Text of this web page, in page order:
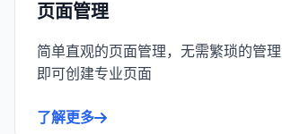
页面管理
简单直观的页面管理，无需繁琐的管
即可创建专业页面
了解更多